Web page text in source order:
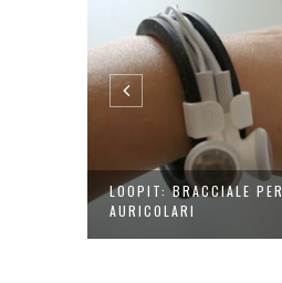
LOOPIT: BRACCIALE PER
AURICOLARI